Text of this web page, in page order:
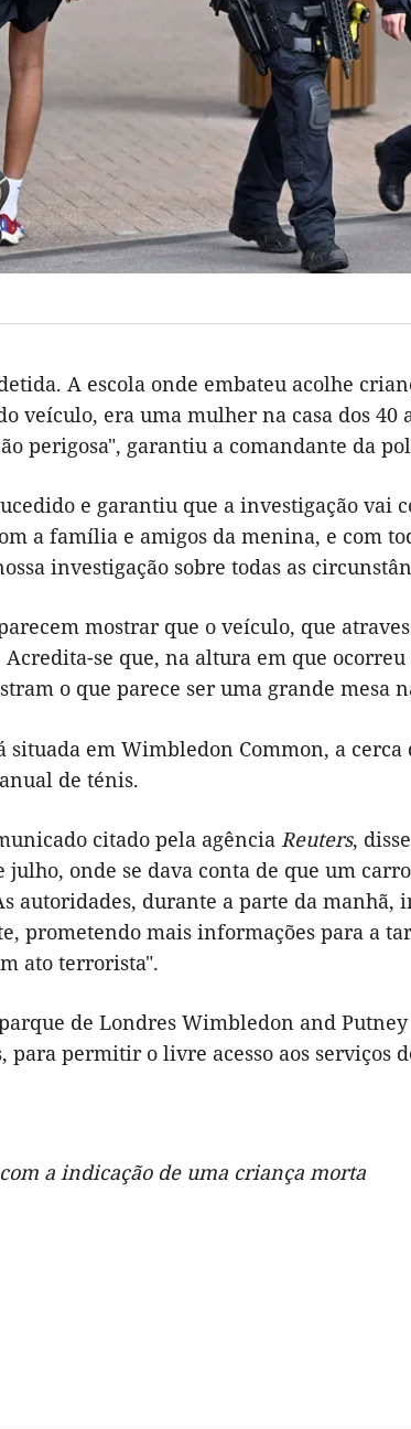
A escola onde embateu acolhe
veículo, era uma mulher na casa dos 40
perigosa", garantiu a comandante da
e garantiu que a investigação vai
a família e amigos da menina, e com
investigação sobre todas as
mostrar que o veículo, que
se que, na altura em que
o que parece ser uma grande mesa
situada em Wimbledon Common, a
de ténis.
citado pela agência Reuters,
julho, onde se dava conta de que um
autoridades, durante a parte da
prometendo mais informações para a
ato terrorista".
de Londres Wimbledon and
para permitir o livre acesso aos serviços
a indicação de uma criança morta